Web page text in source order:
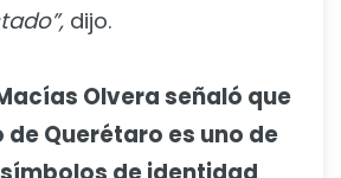
dijo.
Olvera señaló que
Querétaro es uno de